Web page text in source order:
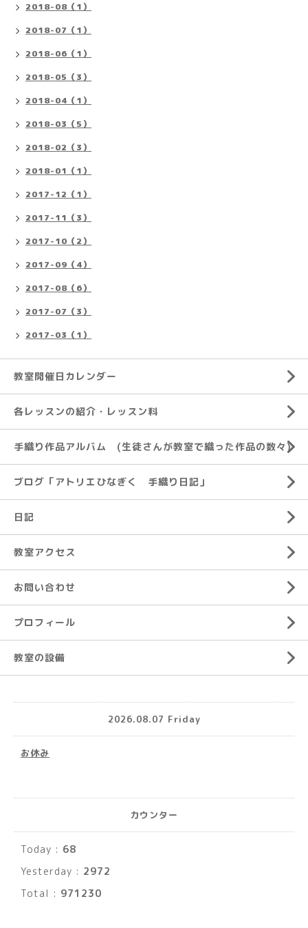
2018-08（1）
2018-07（1）
2018-06（1）
2018-05（3）
2018-04（1）
2018-03（5）
2018-02（3）
2018-01（1）
2017-12（1）
2017-11（3）
2017-10（2）
2017-09（4）
2017-08（6）
2017-07（3）
2017-03（1）
教室開催日カレンダー
各レッスンの紹介・レッスン料
手織り作品アルバム (生徒さんが教室で織った作品の数々)
ブログ「アトリエひなぎく 手織り日記」
日記
教室アクセス
お問い合わせ
プロフィール
教室の設備
2026.08.07 Friday
お休み
カウンター
Today : 68
Yesterday : 2972
Total : 971230